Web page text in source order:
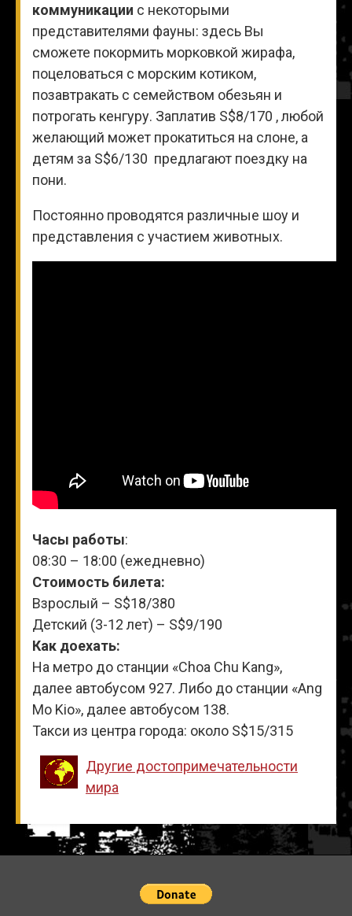
коммуникации с некоторыми
представителями фауны: здесь Вы
сможете покормить морковкой жирафа,
поцеловаться с морским котиком,
позавтракать с семейством обезьян и
потрогать кенгуру. Заплатив S$8/170 , любой
желающий может прокатиться на слоне, а
детям за S$6/130 предлагают поездку на
пони.
Постоянно проводятся различные шоу и
представления с участием животных.
Часы работы:
08:30 – 18:00 (ежедневно)
Стоимость билета:
Взрослый – S$18/380
Детский (3-12 лет) – S$9/190
Как доехать:
На метро до станции «Choa Chu Kang»,
далее автобусом 927. Либо до станции «Ang
Mo Kio», далее автобусом 138.
Такси из центра города: около S$15/315
Другие достопримечательности
мира